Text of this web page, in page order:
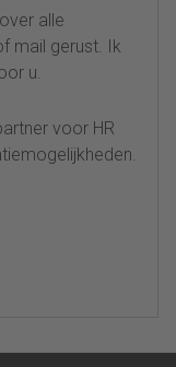
alle
mail gerust. Ik
u.
voor HR